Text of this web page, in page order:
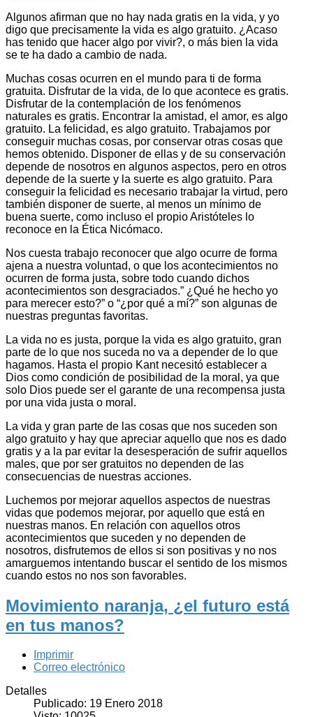
Algunos afirman que no hay nada gratis en la vida, y yo
digo que precisamente la vida es algo gratuito. ¿Acaso
has tenido que hacer algo por vivir?, o más bien la vida
se te ha dado a cambio de nada.
Muchas cosas ocurren en el mundo para ti de forma
gratuita. Disfrutar de la vida, de lo que acontece es gratis.
Disfrutar de la contemplación de los fenómenos
naturales es gratis. Encontrar la amistad, el amor, es algo
gratuito. La felicidad, es algo gratuito. Trabajamos por
conseguir muchas cosas, por conservar otras cosas que
hemos obtenido. Disponer de ellas y de su conservación
depende de nosotros en algunos aspectos, pero en otros
depende de la suerte y la suerte es algo gratuito. Para
conseguir la felicidad es necesario trabajar la virtud, pero
también disponer de suerte, al menos un mínimo de
buena suerte, como incluso el propio Aristóteles lo
reconoce en la Ética Nicómaco.
Nos cuesta trabajo reconocer que algo ocurre de forma
ajena a nuestra voluntad, o que los acontecimientos no
ocurren de forma justa, sobre todo cuando dichos
acontecimientos son desgraciados.” ¿Qué he hecho yo
para merecer esto?” o “¿por qué a mí?” son algunas de
nuestras preguntas favoritas.
La vida no es justa, porque la vida es algo gratuito, gran
parte de lo que nos suceda no va a depender de lo que
hagamos. Hasta el propio Kant necesitó establecer a
Dios como condición de posibilidad de la moral, ya que
solo Dios puede ser el garante de una recompensa justa
por una vida justa o moral.
La vida y gran parte de las cosas que nos suceden son
algo gratuito y hay que apreciar aquello que nos es dado
gratis y a la par evitar la desesperación de sufrir aquellos
males, que por ser gratuitos no dependen de las
consecuencias de nuestras acciones.
Luchemos por mejorar aquellos aspectos de nuestras
vidas que podemos mejorar, por aquello que está en
nuestras manos. En relación con aquellos otros
acontecimientos que suceden y no dependen de
nosotros, disfrutemos de ellos si son positivas y no nos
amarguemos intentando buscar el sentido de los mismos
cuando estos no nos son favorables.
Movimiento naranja, ¿el futuro está
en tus manos?
Imprimir
Correo electrónico
Detalles
Publicado: 19 Enero 2018